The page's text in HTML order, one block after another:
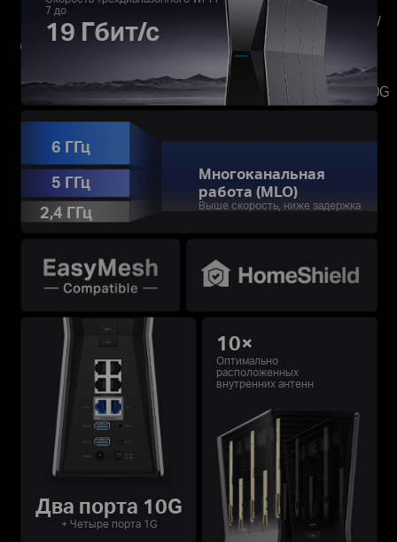
・В 3,9 раза быстрее с трехдиапазонным Wi-Fi 19 Гбит/
с
・Сверхплавный Wi-Fi с задержкой в 4 раза ниже ☆
・Мультигигабитное подключение с двумя портами 10G
7 до
19 Гбит/с
Два порта 10G
+ Четыре порта 1G
10×
Оптимально
расположенных
внутренних антенн
Многоканальная
работа (MLO)
Выше скорость, ниже задержка
6 ГГц
5 ГГц
2,4 ГГц